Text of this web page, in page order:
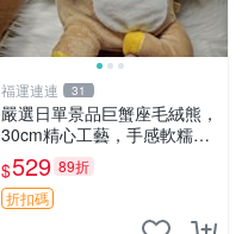
福運連連 31
嚴選日單景品巨蟹座毛絨熊，
30cm精心工藝，手感軟糯推
薦收藏送人 巨蟹座 毛絨玩具
精緻做工
$529 89折
折扣碼